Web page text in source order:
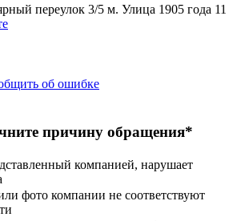
переулок 3/5 м. Улица 1905 года 11
об ошибке
причину обращения*
компанией, нарушает
фото компании не соответствуют